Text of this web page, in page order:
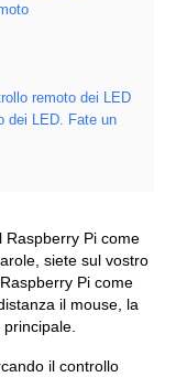
remoto dei LED
dei LED. Fate un
Raspberry Pi come
siete sul vostro
Pi come
il mouse, la
il controllo